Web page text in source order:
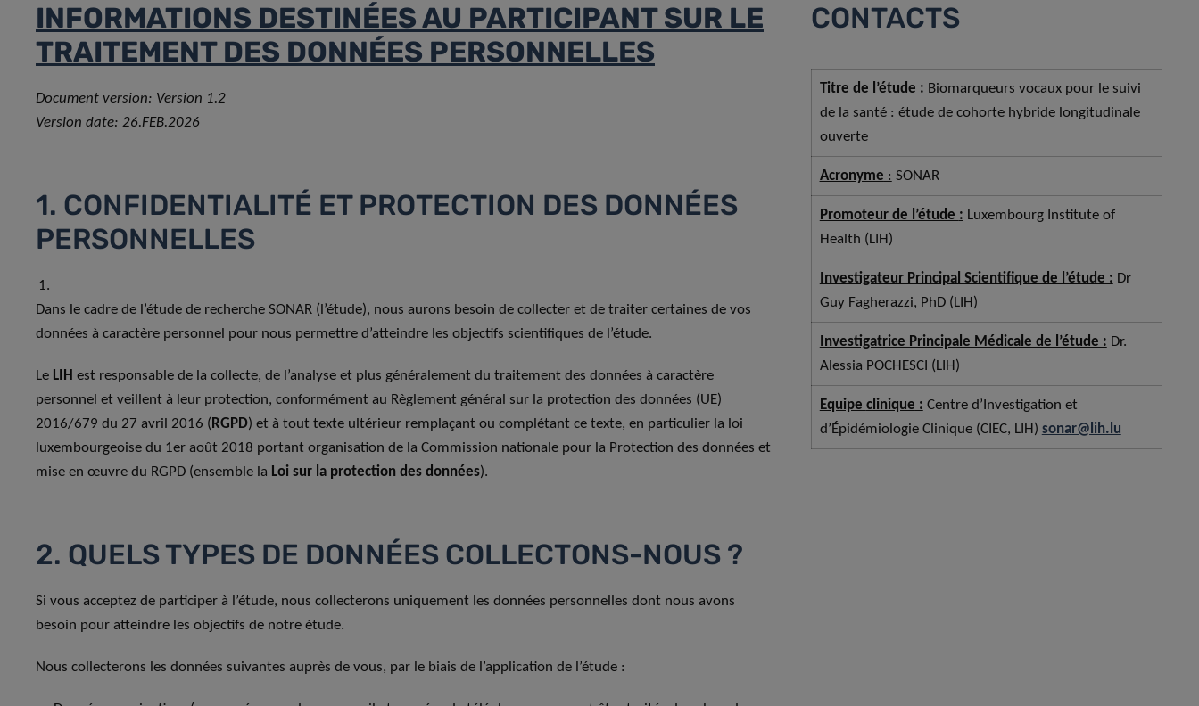
INFORMATIONS DESTINÉES AU PARTICIPANT SUR LE
TRAITEMENT DES DONNÉES PERSONNELLES
Document version: Version 1.2
Version date: 26.FEB.2026
1. CONFIDENTIALITÉ ET PROTECTION DES DONNÉES
PERSONNELLES
Dans le cadre de l’étude de recherche SONAR (l’étude), nous aurons besoin de collecter et de traiter certaines de vos
données à caractère personnel pour nous permettre d’atteindre les objectifs scientifiques de l’étude.
Le LIH est responsable de la collecte, de l’analyse et plus généralement du traitement des données à caractère
personnel et veillent à leur protection, conformément au Règlement général sur la protection des données (UE)
2016/679 du 27 avril 2016 ( RGPD) et à tout texte ultérieur remplaçant ou complétant ce texte, en particulier la loi
luxembourgeoise du 1er août 2018 portant organisation de la Commission nationale pour la Protection des données et
mise en œuvre du RGPD (ensemble la Loi sur la protection des données).
2. QUELS TYPES DE DONNÉES COLLECTONS-NOUS ?
Si vous acceptez de participer à l’étude, nous collecterons uniquement les données personnelles dont nous avons
besoin pour atteindre les objectifs de notre étude.
Nous collecterons les données suivantes auprès de vous, par le biais de l’application de l’étude :
CONTACTS
Titre de l’étude : Biomarqueurs vocaux pour le suivi
de la santé : étude de cohorte hybride longitudinale
ouverte
Acronyme : SONAR
Promoteur de l’étude : Luxembourg Institute of
Health (LIH)
Investigateur Principal Scientifique de l’étude : Dr
Guy Fagherazzi, PhD (LIH)
Investigatrice Principale Médicale de l’étude : Dr.
Alessia POCHESCI (LIH)
Equipe clinique : Centre d’Investigation et
d’Épidémiologie Clinique (CIEC, LIH) sonar@lih.lu